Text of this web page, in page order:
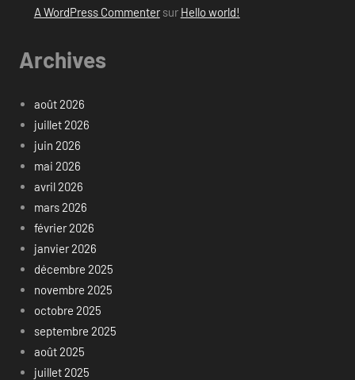
A WordPress Commentersur Hello world!
Archives
août 2026
juillet 2026
juin 2026
mai 2026
avril 2026
mars 2026
février 2026
janvier 2026
décembre 2025
novembre 2025
octobre 2025
septembre 2025
août 2025
juillet 2025